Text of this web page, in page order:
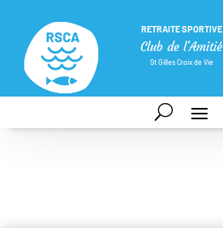
RETRAITE SPORTIVE
Club de l'Amitié
St Gilles Croix de Vie